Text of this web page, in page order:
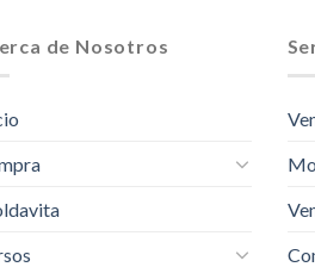
de Nosotros